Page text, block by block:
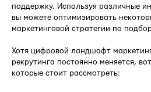
поддержку. Используя различные
вы можете оптимизировать
маркетинговой стратегии по
Хотя цифровой ландшафт
рекрутинга постоянно меняется,
которые стоит рассмотреть: